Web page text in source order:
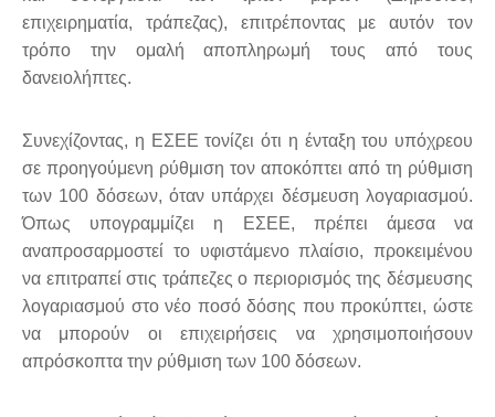
επιχειρηματία, τράπεζας), επιτρέποντας με αυτόν τον
τρόπο την ομαλή αποπληρωμή τους από τους
δανειολήπτες.
Συνεχίζοντας, η ΕΣΕΕ τονίζει ότι η ένταξη του υπόχρεου
σε προηγούμενη ρύθμιση τον αποκόπτει από τη ρύθμιση
των 100 δόσεων, όταν υπάρχει δέσμευση λογαριασμού.
Όπως υπογραμμίζει η ΕΣΕΕ, πρέπει άμεσα να
αναπροσαρμοστεί το υφιστάμενο πλαίσιο, προκειμένου
να επιτραπεί στις τράπεζες ο περιορισμός της δέσμευσης
λογαριασμού στο νέο ποσό δόσης που προκύπτει, ώστε
να μπορούν οι επιχειρήσεις να χρησιμοποιήσουν
απρόσκοπτα την ρύθμιση των 100 δόσεων.